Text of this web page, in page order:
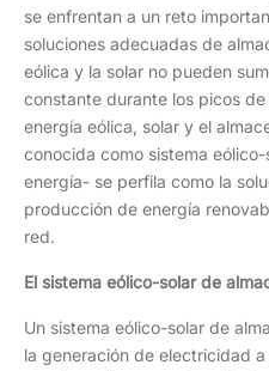
se enfrentan a un reto
soluciones adecuadas de
eólica y la solar no pueden
constante durante los picos
energía eólica, solar y el
conocida como sistema
energía- se perfila como la
producción de energía
red.
El sistema eólico-solar de
Un sistema eólico-solar de
la generación de electricidad